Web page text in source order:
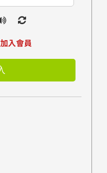
加入會員